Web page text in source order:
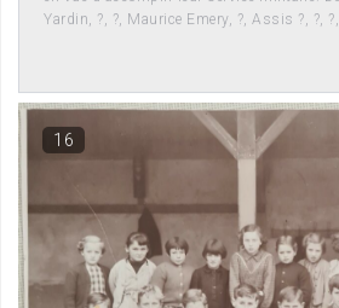
Yardin, ?, ?, Maurice Emery, ?, Assis ?, ?, ?,
16